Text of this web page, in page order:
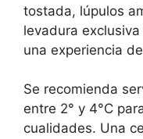
tostada, lúpulos
levadura
una experiencia
Se recomienda
entre 2° y 4°C
cualidades. Una